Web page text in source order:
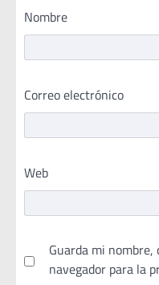
Nombre
Correo electrónico
Web
Guarda mi
navegador para la